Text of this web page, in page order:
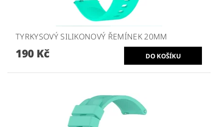
TYRKYSOVÝ SILIKONOVÝ ŘEMÍNEK 20MM
190 Kč